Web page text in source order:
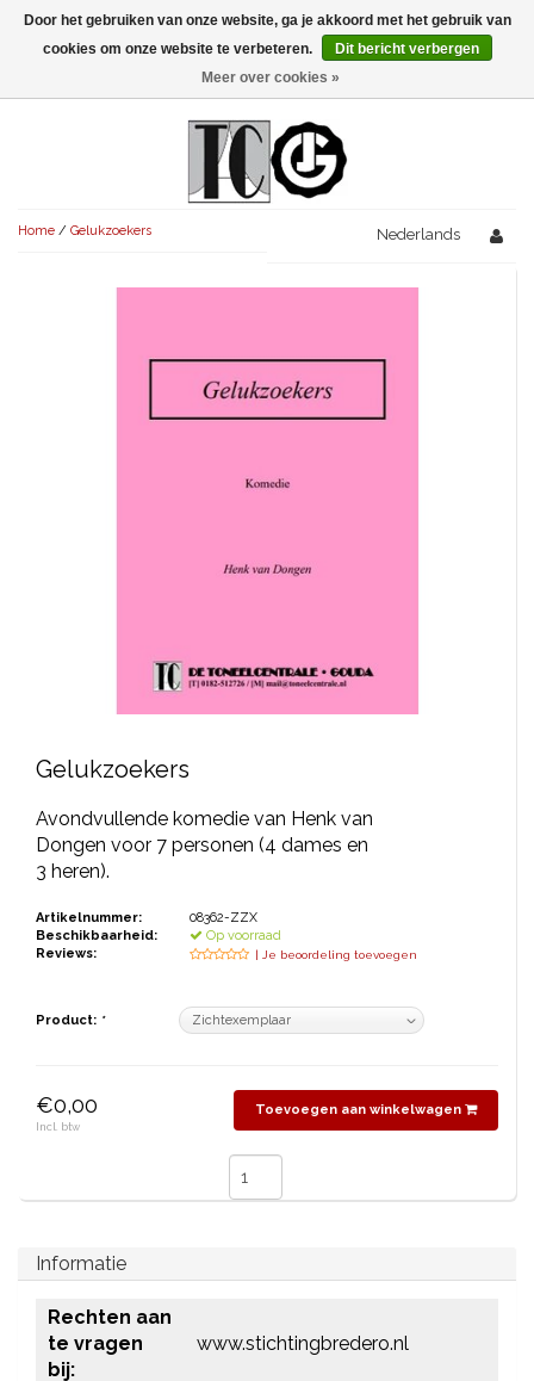
Menu
AVONDVULLEND (+75')
KORT (-30')
AVONDVULLEND (+75')
OVERIG (30'-75')
AVONDVULLEND (+75')
SPEKTAKELSTUKKEN
THEATERBOEKEN
SKETCHES
Home / Gelukzoekers Nederlands
Gelukzoekers
Avondvullende komedie van Henk van
Dongen voor 7 personen (4 dames en
3 heren).
Artikelnummer:
08362-ZZX
Beschikbaarheid:
Op voorraad
Reviews:
| Je beoordeling toevoegen
Product: *
€0,00
Incl. btw
Toevoegen aan winkelwagen
Informatie
Rechten aan
te vragen
bij:
www.stichtingbredero.nl
Door het gebruiken van onze website, ga je akkoord met het gebruik van
cookies om onze website te verbeteren.
Dit bericht verbergen
Meer over cookies »